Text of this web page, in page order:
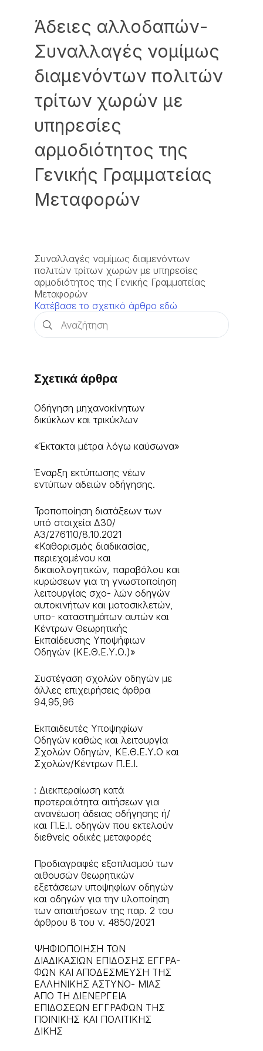
Άδειες αλλοδαπών-
Συναλλαγές νομίμως
διαμενόντων πολιτών
τρίτων χωρών με
υπηρεσίες
αρμοδιότητος της
Γενικής Γραμματείας
Μεταφορών
Συναλλαγές νομίμως διαμενόντων
πολιτών τρίτων χωρών με υπηρεσίες
αρμοδιότητος της Γενικής Γραμματείας
Μεταφορών
Κατέβασε το σχετικό άρθρο εδώ
Σχετικά άρθρα
Οδήγηση μηχανοκίνητων
δικύκλων και τρικύκλων
«Έκτακτα μέτρα λόγω καύσωνα»
Έναρξη εκτύπωσης νέων
εντύπων αδειών οδήγησης.
Τροποποίηση διατάξεων των
υπό στοιχεία Δ30/
A3/276110/8.10.2021
«Καθορισμός διαδικασίας,
περιεχομένου και
δικαιολογητικών, παραβόλου και
κυρώσεων για τη γνωστοποίηση
λειτουργίας σχο- λών οδηγών
αυτοκινήτων και μοτοσικλετών,
υπο- καταστημάτων αυτών και
Κέντρων Θεωρητικής
Εκπαίδευσης Υποψήφιων
Οδηγών (ΚΕ.Θ.Ε.Υ.Ο.)»
Συστέγαση σχολών οδηγών με
άλλες επιχειρήσεις άρθρα
94,95,96
Εκπαιδευτές Υποψηφίων
Οδηγών καθώς και λειτουργία
Σχολών Οδηγών, ΚΕ.Θ.Ε.Υ.Ο και
Σχολών/Κέντρων Π.Ε.Ι.
: Διεκπεραίωση κατά
προτεραιότητα αιτήσεων για
ανανέωση άδειας οδήγησης ή/
και Π.Ε.Ι. οδηγών που εκτελούν
διεθνείς οδικές μεταφορές
Προδιαγραφές εξοπλισμού των
αιθουσών θεωρητικών
εξετάσεων υποψηφίων οδηγών
και οδηγών για την υλοποίηση
των απαιτήσεων της παρ. 2 του
άρθρου 8 του ν. 4850/2021
ΨΗΦΙΟΠΟΙΗΣΗ ΤΩΝ
ΔΙΑΔΙΚΑΣΙΩΝ ΕΠΙΔΟΣΗΣ ΕΓΓΡΑ-
ΦΩΝ ΚΑΙ ΑΠΟΔΕΣΜΕΥΣΗ ΤΗΣ
ΕΛΛΗΝΙΚΗΣ ΑΣΤΥΝΟ- ΜΙΑΣ
ΑΠΟ ΤΗ ΔΙΕΝΕΡΓΕΙΑ
ΕΠΙΔΟΣΕΩΝ ΕΓΓΡΑΦΩΝ ΤΗΣ
ΠΟΙΝΙΚΗΣ ΚΑΙ ΠΟΛΙΤΙΚΗΣ
ΔΙΚΗΣ